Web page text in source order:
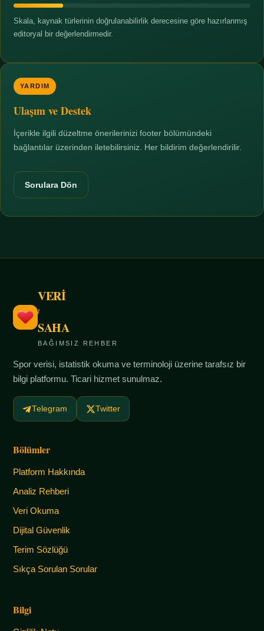
Skala, kaynak türlerinin doğrulanabilirlik derecesine göre hazırlanmış
editoryal bir değerlendirmedir.
YARDIM
Ulaşım ve Destek
İçerikle ilgili düzeltme önerilerinizi footer bölümündeki
bağlantılar üzerinden iletebilirsiniz. Her bildirim değerlendirilir.
Sorulara Dön
VERİ
/
SAHA
BAĞIMSIZ REHBER
Spor verisi, istatistik okuma ve terminoloji üzerine tarafsız bir
bilgi platformu. Ticari hizmet sunulmaz.
Telegram Twitter
Bölümler
Platform Hakkında
Analiz Rehberi
Veri Okuma
Dijital Güvenlik
Terim Sözlüğü
Sıkça Sorulan Sorular
Bilgi